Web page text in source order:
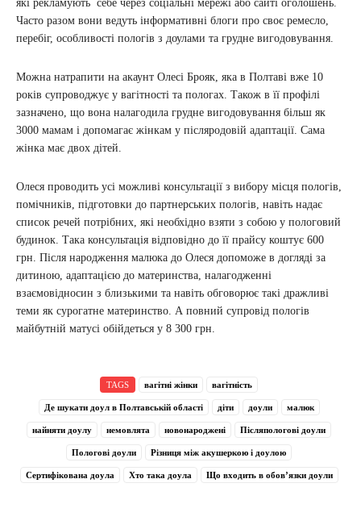
які рекламують себе через соціальні мережі або сайті оголошень.
Часто разом вони ведуть інформативні блоги про своє ремесло,
перебіг, особливості пологів з доулами та грудне вигодовування.
Можна натрапити на акаунт Олесі Брояк, яка в Полтаві вже 10
років супроводжує у вагітності та пологах. Також в її профілі
зазначено, що вона налагодила грудне вигодовування більш як
3000 мамам і допомагає жінкам у післяродовій адаптації. Сама
жінка має двох дітей.
Олеся проводить усі можливі консультації з вибору місця пологів,
помічників, підготовки до партнерських пологів, навіть надає
список речей потрібних, які необхідно взяти з собою у пологовий
будинок. Така консультація відповідно до її прайсу коштує 600
грн. Після народження малюка до Олеся допоможе в догляді за
дитиною, адаптацією до материнства, налагодженні
взаємовідносин з близькими та навіть обговорює такі дражливі
теми як сурогатне материнство. А повний супровід пологів
майбутній матусі обійдеться у 8 300 грн.
TAGS вагітні жінки вагітність
Де шукати доул в Полтавській області діти доули малюк
найняти доулу немовлята новонароджені Післяпологові доули
Пологові доули Різниця між акушеркою і доулою
Сертифікована доула Хто така доула Що входить в обов’язки доули